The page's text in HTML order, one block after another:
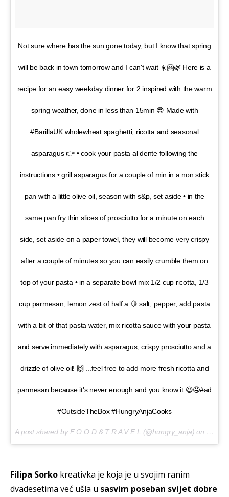
Not sure where has the sun gone today, but I know that spring
will be back in town tomorrow and I can't wait ☀️🤗🌿 Here is a
recipe for an easy weekday dinner for 2 inspired with the warm
spring weather, done in less than 15min 😎 Made with
#BarillaUK wholewheat spaghetti, ricotta and seasonal
asparagus 👉 • cook your pasta al dente following the
instructions • grill asparagus for a couple of min in a non stick
pan with a little olive oil, season with s&p, set aside • in the
same pan fry thin slices of prosciutto for a minute on each
side, set aside on a paper towel, they will become very crispy
after a couple of minutes so you can easily crumble them on
top of your pasta • in a separate bowl mix 1/2 cup ricotta, 1/3
cup parmesan, lemon zest of half a 🍋 salt, pepper, add pasta
with a bit of that pasta water, mix ricotta sauce with your pasta
and serve immediately with asparagus, crispy prosciutto and a
drizzle of olive oil! 🙌 ...feel free to add more fresh ricotta and
parmesan because it's never enough and you know it 😆🤤#ad
#OutsideTheBox #HungryAnjaCooks
A post shared by F O O D & T R A V E L (@hungry_anja) on
Mar
Filipa Sorko kreativka je koja je u svojim ranim
dvadesetima već ušla u sasvim poseban svijet dobre